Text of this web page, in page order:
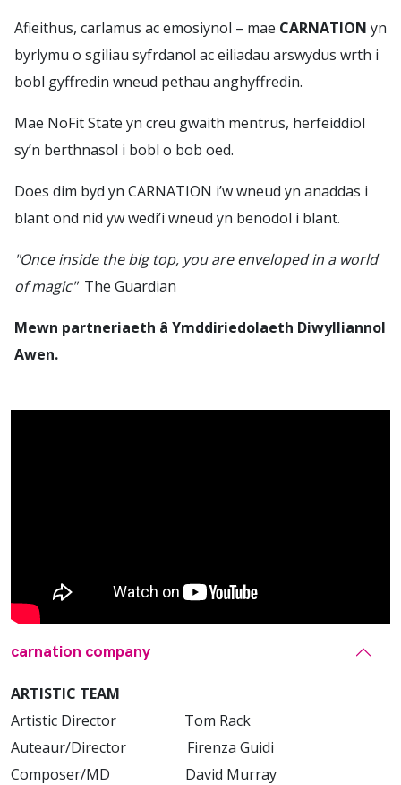
Afieithus, carlamus ac emosiynol – mae CARNATION yn
byrlymu o sgiliau syfrdanol ac eiliadau arswydus wrth i
bobl gyffredin wneud pethau anghyffredin.
Mae NoFit State yn creu gwaith mentrus, herfeiddiol
sy’n berthnasol i bobl o bob oed.
Does dim byd yn CARNATION i’w wneud yn anaddas i
blant ond nid yw wedi’i wneud yn benodol i blant.
"Once inside the big top, you are enveloped in a world
of magic"The Guardian
Mewn partneriaeth â Ymddiriedolaeth Diwylliannol
Awen.
carnation company
ARTISTIC TEAM
Artistic Director Tom Rack
Auteaur/Director Firenza Guidi
Composer/MD David Murray